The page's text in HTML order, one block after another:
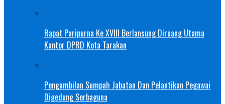
Rapat Paripurna Ke XVIII Berlansung Diruang Utama
Kantor DPRD Kota Tarakan
Pengambilan Sumpah Jabatan Dan Pelantikan Pegawai
Digedung Serbaguna